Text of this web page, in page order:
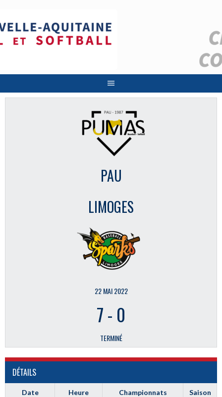
contenu
PAU
LIMOGES
22 MAI 2022
7- 0
TERMINÉ
DÉTAILS
Date Heure Championnats Saison